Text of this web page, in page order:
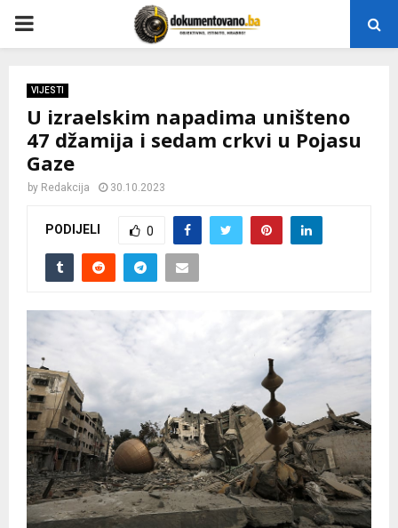
P
M
Y
M
E
N
U
VIJESTI
U izraelskim napadima uništeno
47 džamija i sedam crkvi u Pojasu
Gaze
by Redakcija 30.10.2023
PODIJELI 0